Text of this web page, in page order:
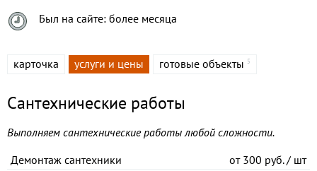
Был на сайте: более месяца
карточка услуги и цены готовые объекты 5
Сантехнические работы
Выполняем сантехнические работы любой сложности.
Демонтаж сантехники
от300 руб. / шт